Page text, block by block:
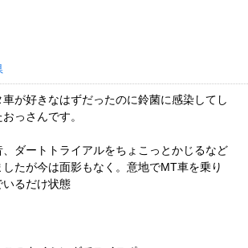
車が好きなはずだったのに鈴菌に感染してし
おっさんです。
、ダートトライアルをちょこっとかじるなど
したが今は面影もなく。意地でMT車を乗り
いるだけ状態